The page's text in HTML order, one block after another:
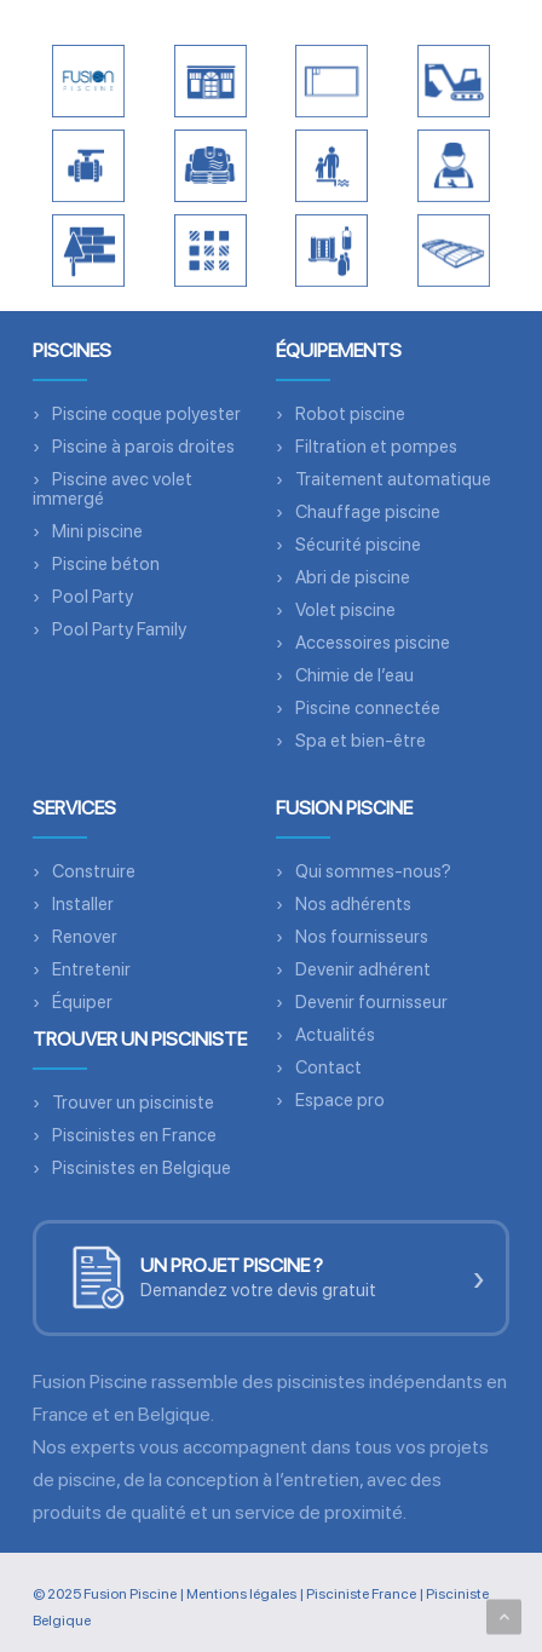
PISCINES
Piscine coque polyester
Piscine à parois droites
Piscine avec volet
immergé
Mini piscine
Piscine béton
Pool Party
Pool Party Family
ÉQUIPEMENTS
Robot piscine
Filtration et pompes
Traitement automatique
Chauffage piscine
Sécurité piscine
Abri de piscine
Volet piscine
Accessoires piscine
Chimie de l’eau
Piscine connectée
Spa et bien-être
SERVICES
Construire
Installer
Renover
Entretenir
Équiper
TROUVER UN PISCINISTE
Trouver un pisciniste
Piscinistes en France
Piscinistes en Belgique
FUSION PISCINE
Qui sommes-nous?
Nos adhérents
Nos fournisseurs
Devenir adhérent
Devenir fournisseur
Actualités
Contact
Espace pro
UN PROJET PISCINE ?
Demandez votre devis gratuit ›
Fusion Piscine rassemble des piscinistes indépendants en
France et en Belgique.
Nos experts vous accompagnent dans tous vos projets
de piscine, de la conception à l’entretien, avec des
produits de qualité et un service de proximité.
© 2025 Fusion Piscine | Mentions légales| Pisciniste France| Pisciniste
Belgique